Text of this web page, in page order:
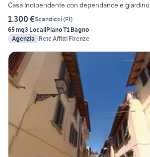
Casa Indipendente con dependance e giardino
1.300 €Scandicci(FI)
65 mq3 LocaliPiano T1 Bagno
Agenzia
Rete Affitti Firenze